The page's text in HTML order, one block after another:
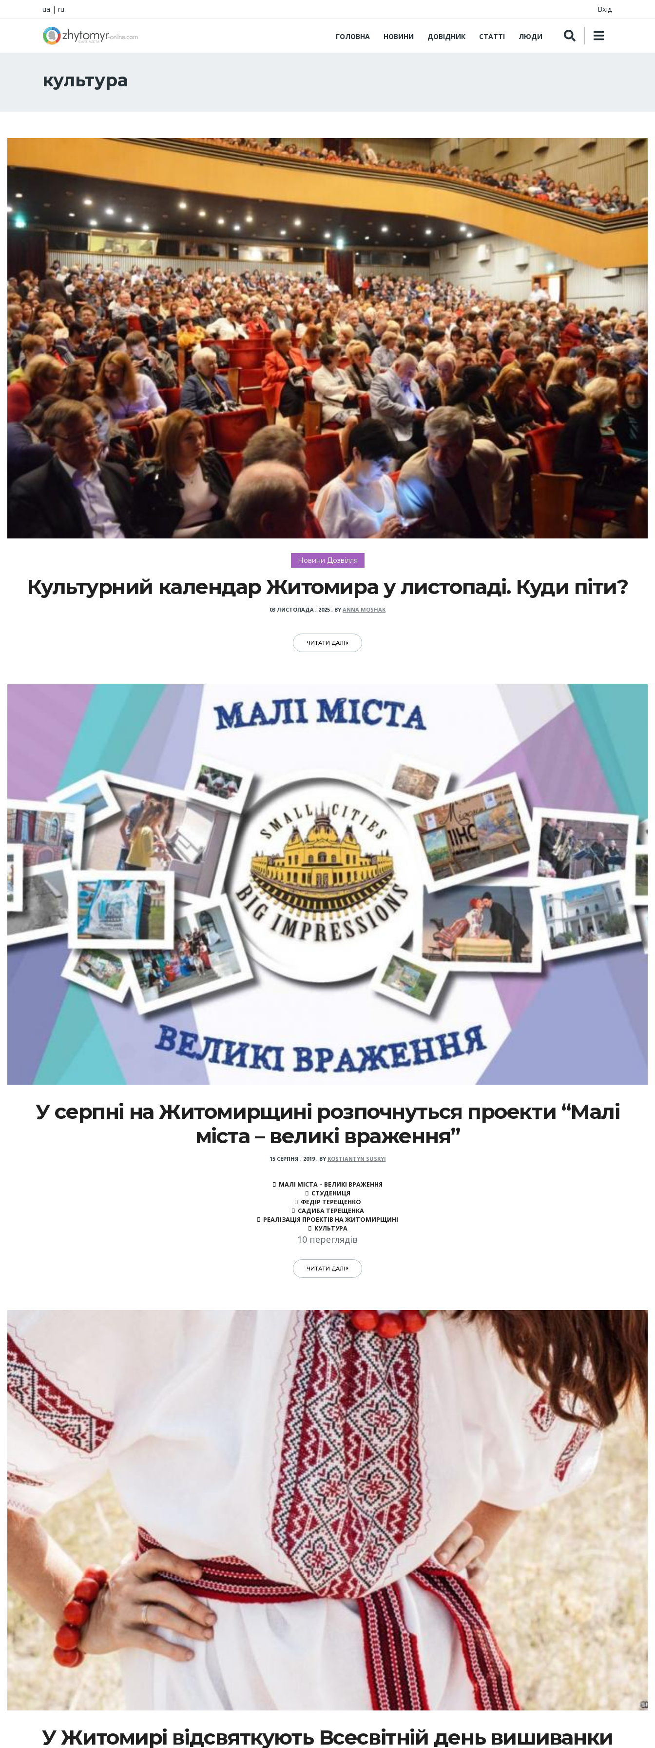
ua | ru Вхід
ГОЛОВНА НОВИНИ ДОВІДНИК СТАТТІ ЛЮДИ
культура
Новини Дозвілля
Культурний календар Житомира у листопаді. Куди піти?
03 ЛИСТОПАДА , 2025 , BY ANNA MOSHAK
ЧИТАТИ ДАЛІ
У серпні на Житомирщині розпочнуться проекти “Малі
міста – великі враження”
15 СЕРПНЯ , 2019, BY KOSTIANTYN SUSKYI
МАЛІ МІСТА – ВЕЛИКІ ВРАЖЕННЯ
СТУДЕНИЦЯ
ФЕДІР ТЕРЕЩЕНКО
САДИБА ТЕРЕЩЕНКА
РЕАЛІЗАЦІЯ ПРОЕКТІВ НА ЖИТОМИРЩИНІ
КУЛЬТУРА
10 переглядів
ЧИТАТИ ДАЛІ
У Житомирі відсвяткують Всесвітній день вишиванки